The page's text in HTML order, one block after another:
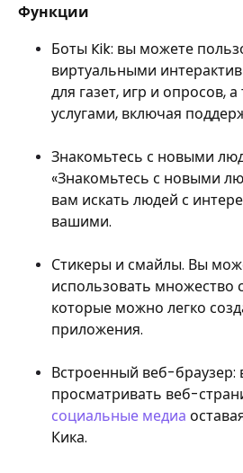
Функции
Боты Kik: вы можете
виртуальными
для газет, игр и опросов,
услугами, включая
Знакомьтесь с новыми
«Знакомьтесь с новыми
вам искать людей с
вашими.
Стикеры и смайлы. Вы
использовать множество
которые можно легко
приложения.
Встроенный веб-
просматривать веб-
социальные медиа
Кика.